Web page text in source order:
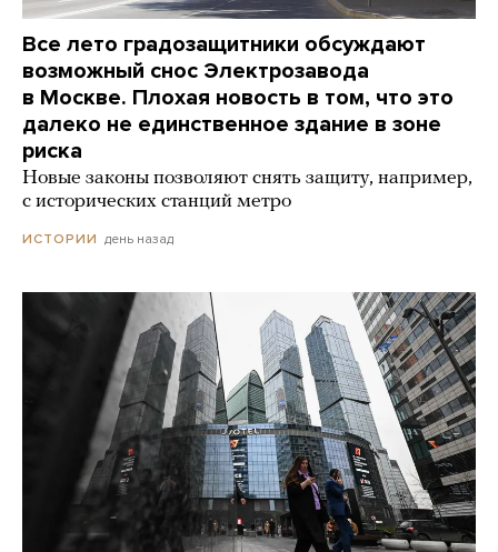
Все лето градозащитники обсуждают
возможный снос Электрозавода
в Москве. Плохая новость в том, что это
далеко не единственное здание в зоне
риска
Новые законы позволяют снять защиту, например,
с исторических станций метро
ИСТОРИИ день назад